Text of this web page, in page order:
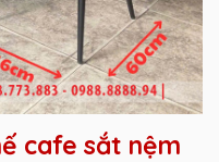
cafe sắt nệm